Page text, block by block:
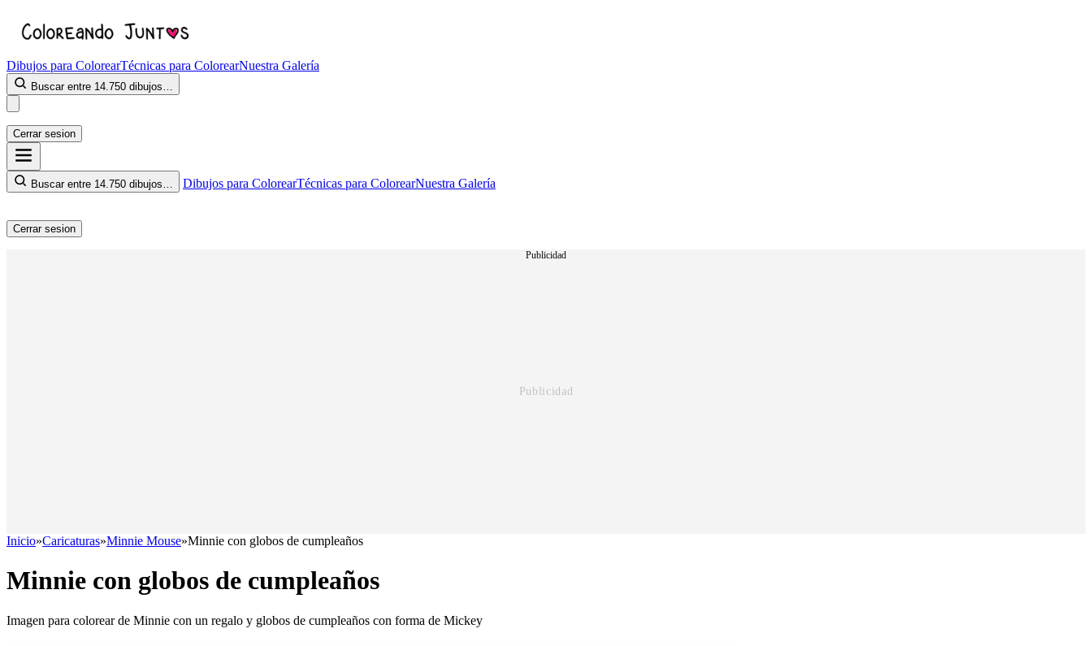
Dibujos para ColorearTécnicas para ColorearNuestra Galería
Buscar entre 14.750 dibujos…
Cerrar sesion
Buscar entre 14.750 dibujos… Dibujos para ColorearTécnicas para ColorearNuestra Galería
Cerrar sesion
Publicidad
Inicio»Caricaturas»Minnie Mouse»Minnie con globos de cumpleaños
Minnie con globos de cumpleaños
Imagen para colorear de Minnie con un regalo y globos de cumpleaños con forma de Mickey